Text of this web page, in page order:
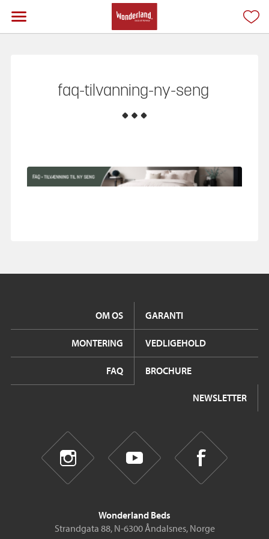
faq-tilvanning-ny-seng
OM OS GARANTI
MONTERING VEDLIGEHOLD
FAQ BROCHURE
NEWSLETTER
Wonderland Beds
Strandgata 88, N-6300 Åndalsnes, Norge